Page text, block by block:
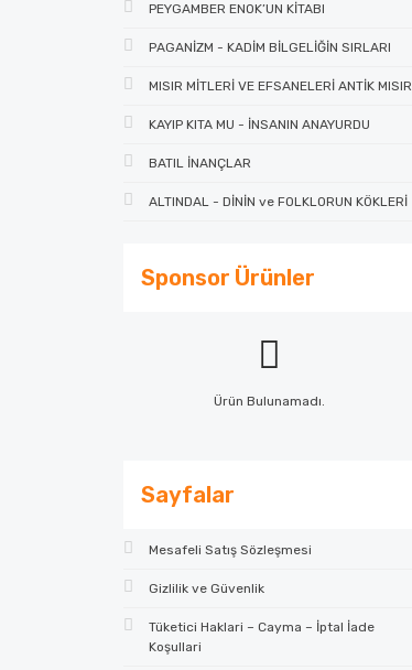
PEYGAMBER ENOK’UN KİTABI
PAGANİZM - KADİM BİLGELİĞİN SIRLARI
MISIR MİTLERİ VE EFSANELERİ ANTİK MISIR
KAYIP KITA MU - İNSANIN ANAYURDU
BATIL İNANÇLAR
ALTINDAL - DİNİN ve FOLKLORUN KÖKLERİ
Sponsor Ürünler
Ürün Bulunamadı.
Sayfalar
Mesafeli Satış Sözleşmesi
Gizlilik ve Güvenlik
Tüketici Haklari – Cayma – İptal İade
Koşullari